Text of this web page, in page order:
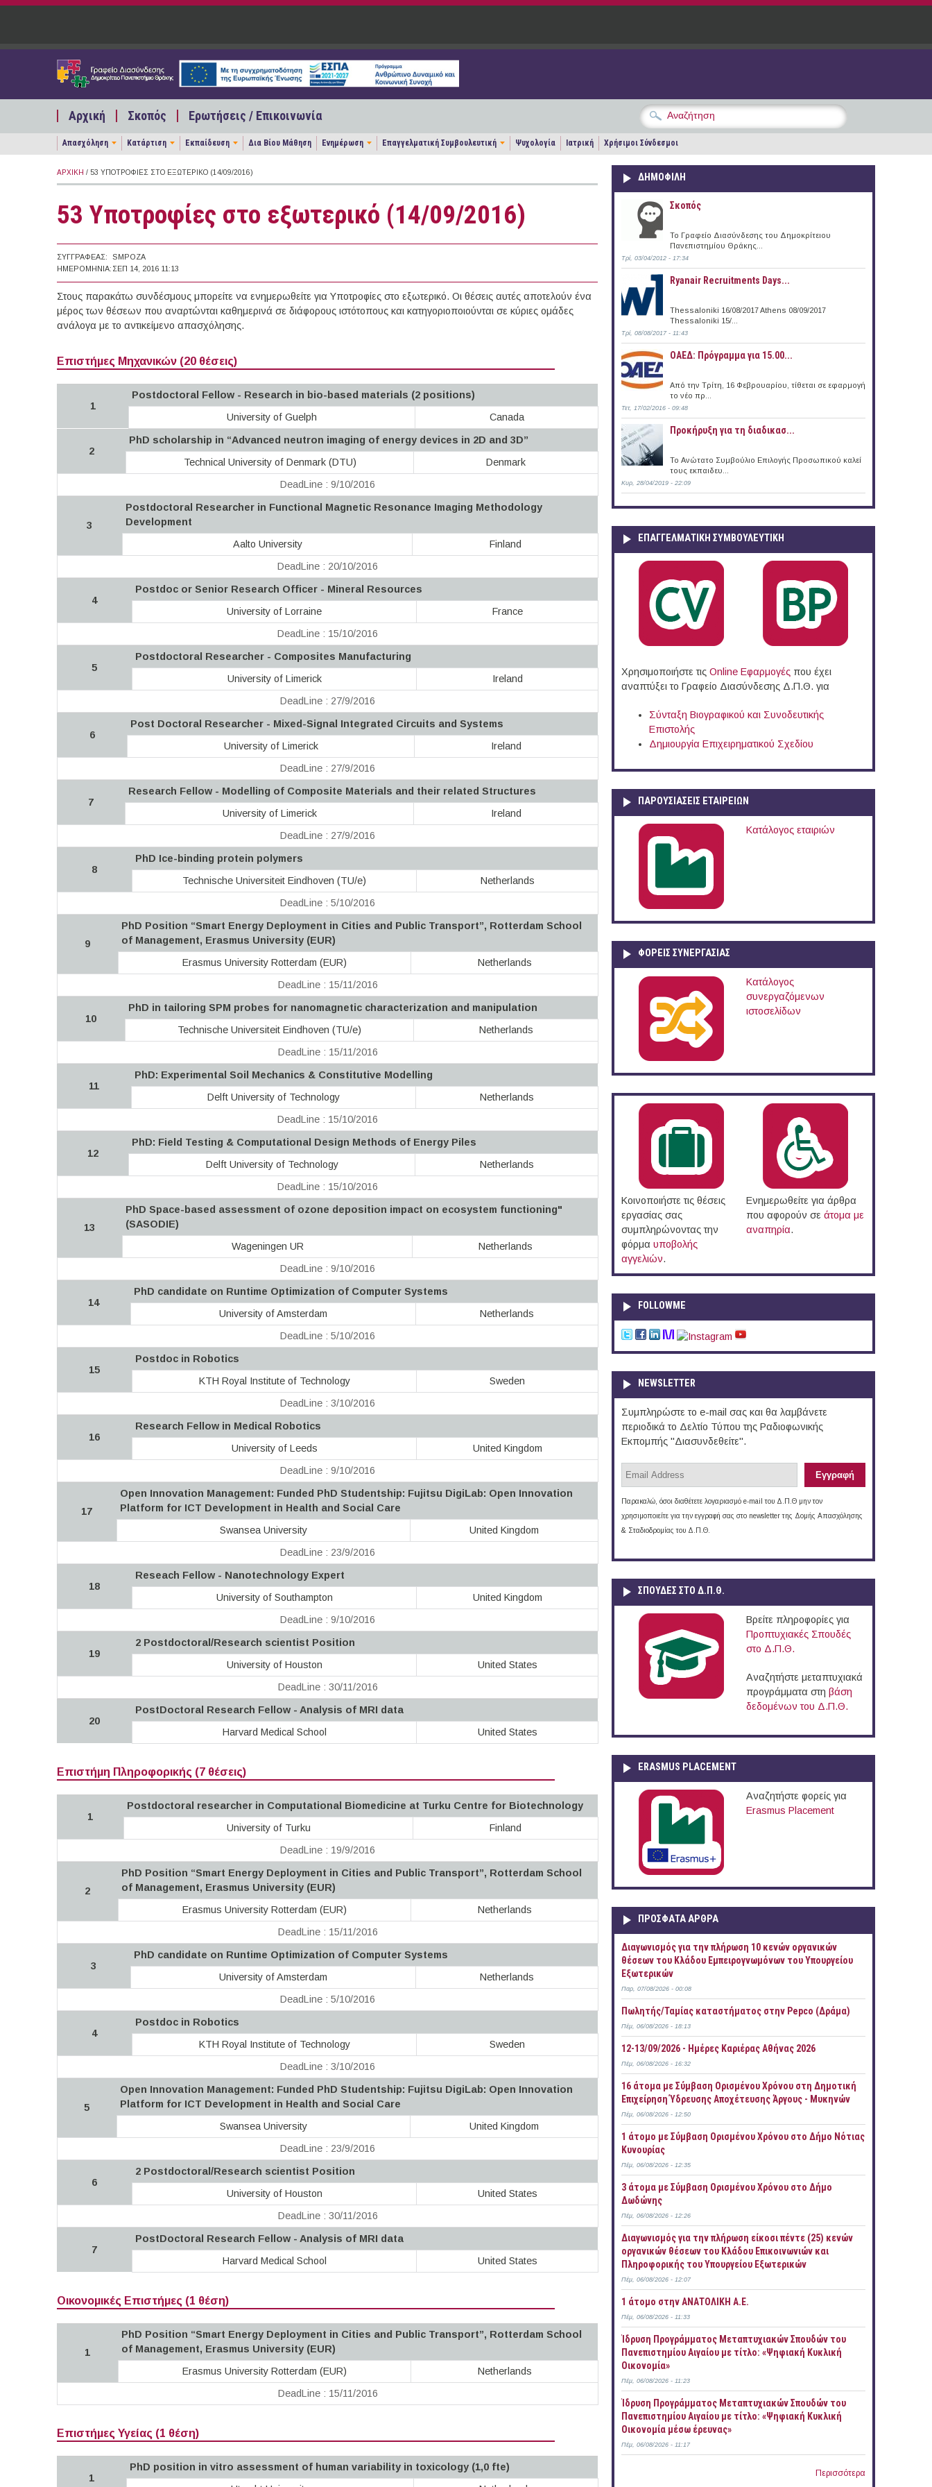
Παράκαμψη προς το κυρίως περιεχόμενο
Αρχική Σκοπός Ερωτήσεις / Επικοινωνία
Απασχόληση Κατάρτιση Εκπαίδευση Δια Βίου Μάθηση Ενημέρωση Επαγγελματική Συμβουλευτική Ψυχολογία Ιατρική Χρήσιμοι Σύνδεσμοι
ΑΡΧΙΚΉ / 53 ΥΠΟΤΡΟΦΊΕΣ ΣΤΟ ΕΞΩΤΕΡΙΚΌ (14/09/2016)
53 Υποτροφίες στο εξωτερικό (14/09/2016)
ΣΥΓΓΡΑΦΈΑΣ:
SMPOZA
ΗΜΕΡΟΜΗΝΊΑ: ΣΕΠ 14, 2016 11:13
Στους παρακάτω συνδέσμους μπορείτε να ενημερωθείτε για Υποτροφίες στο εξωτερικό. Οι θέσεις αυτές αποτελούν ένα
μέρος των θέσεων που αναρτώνται καθημερινά σε διάφορους ιστότοπους και κατηγοριοποιούνται σε κύριες ομάδες
ανάλογα με το αντικείμενο απασχόλησης.
Επιστήμες Μηχανικών (20 θέσεις)
1
Postdoctoral Fellow - Research in bio-based materials (2 positions)
University of Guelph
Canada
2
PhD scholarship in “Advanced neutron imaging of energy devices in 2D and 3D”
Technical University of Denmark (DTU)
Denmark
DeadLine : 9/10/2016
3
Postdoctoral Researcher in Functional Magnetic Resonance Imaging Methodology
Development
Aalto University
Finland
DeadLine : 20/10/2016
4
Postdoc or Senior Research Officer - Mineral Resources
University of Lorraine
France
DeadLine : 15/10/2016
5
Postdoctoral Researcher - Composites Manufacturing
University of Limerick
Ireland
DeadLine : 27/9/2016
6
Post Doctoral Researcher - Mixed-Signal Integrated Circuits and Systems
University of Limerick
Ireland
DeadLine : 27/9/2016
7
Research Fellow - Modelling of Composite Materials and their related Structures
University of Limerick
Ireland
DeadLine : 27/9/2016
8
PhD Ice-binding protein polymers
Technische Universiteit Eindhoven (TU/e)
Netherlands
DeadLine : 5/10/2016
9
PhD Position “Smart Energy Deployment in Cities and Public Transport”, Rotterdam School
of Management, Erasmus University (EUR)
Erasmus University Rotterdam (EUR)
Netherlands
DeadLine : 15/11/2016
10
PhD in tailoring SPM probes for nanomagnetic characterization and manipulation
Technische Universiteit Eindhoven (TU/e)
Netherlands
DeadLine : 15/11/2016
11
PhD: Experimental Soil Mechanics & Constitutive Modelling
Delft University of Technology
Netherlands
DeadLine : 15/10/2016
12
PhD: Field Testing & Computational Design Methods of Energy Piles
Delft University of Technology
Netherlands
DeadLine : 15/10/2016
13
PhD Space-based assessment of ozone deposition impact on ecosystem functioning"
(SASODIE)
Wageningen UR
Netherlands
DeadLine : 9/10/2016
14
PhD candidate on Runtime Optimization of Computer Systems
University of Amsterdam
Netherlands
DeadLine : 5/10/2016
15
Postdoc in Robotics
KTH Royal Institute of Technology
Sweden
DeadLine : 3/10/2016
16
Research Fellow in Medical Robotics
University of Leeds
United Kingdom
DeadLine : 9/10/2016
17
Open Innovation Management: Funded PhD Studentship: Fujitsu DigiLab: Open Innovation
Platform for ICT Development in Health and Social Care
Swansea University
United Kingdom
DeadLine : 23/9/2016
18
Reseach Fellow - Nanotechnology Expert
University of Southampton
United Kingdom
DeadLine : 9/10/2016
19
2 Postdoctoral/Research scientist Position
University of Houston
United States
DeadLine : 30/11/2016
20
PostDoctoral Research Fellow - Analysis of MRI data
Harvard Medical School
United States
Επιστήμη Πληροφορικής (7 θέσεις)
1
Postdoctoral researcher in Computational Biomedicine at Turku Centre for Biotechnology
University of Turku
Finland
DeadLine : 19/9/2016
2
PhD Position “Smart Energy Deployment in Cities and Public Transport”, Rotterdam School
of Management, Erasmus University (EUR)
Erasmus University Rotterdam (EUR)
Netherlands
DeadLine : 15/11/2016
3
PhD candidate on Runtime Optimization of Computer Systems
University of Amsterdam
Netherlands
DeadLine : 5/10/2016
4
Postdoc in Robotics
KTH Royal Institute of Technology
Sweden
DeadLine : 3/10/2016
5
Open Innovation Management: Funded PhD Studentship: Fujitsu DigiLab: Open Innovation
Platform for ICT Development in Health and Social Care
Swansea University
United Kingdom
DeadLine : 23/9/2016
6
2 Postdoctoral/Research scientist Position
University of Houston
United States
DeadLine : 30/11/2016
7
PostDoctoral Research Fellow - Analysis of MRI data
Harvard Medical School
United States
Οικονομικές Επιστήμες (1 θέση)
1
PhD Position “Smart Energy Deployment in Cities and Public Transport”, Rotterdam School
of Management, Erasmus University (EUR)
Erasmus University Rotterdam (EUR)
Netherlands
DeadLine : 15/11/2016
Επιστήμες Υγείας (1 θέση)
1
PhD position in vitro assessment of human variability in toxicology (1,0 fte)
ΔΗΜΟΦΙΛΗ
Σκοπός
Το Γραφείο Διασύνδεσης του Δημοκρίτειου
Πανεπιστημίου Θράκης...
Τρί, 03/04/2012 - 17:34
Ryanair Recruitments Days...
Thessaloniki 16/08/2017 Athens 08/09/2017
Thessaloniki 15/...
Τρί, 08/08/2017 - 11:43
ΟΑΕΔ: Πρόγραμμα για 15.00...
Από την Τρίτη, 16 Φεβρουαρίου, τίθεται σε εφαρμογή
το νέο πρ...
Τετ, 17/02/2016 - 09:48
Προκήρυξη για τη διαδικασ...
Το Ανώτατο Συμβούλιο Επιλογής Προσωπικού καλεί
τους εκπαιδευ...
Κυρ, 28/04/2019 - 22:09
ΕΠΑΓΓΕΛΜΑΤΙΚΉ ΣΥΜΒΟΥΛΕΥΤΙΚΉ
Χρησιμοποιήστε τις Online Eφαρμογές που έχει
αναπτύξει το Γραφείο Διασύνδεσης Δ.Π.Θ. για
Σύνταξη Βιογραφικού και Συνοδευτικής
Επιστολής
Δημιουργία Επιχειρηματικού Σχεδίου
ΠΑΡΟΥΣΙΆΣΕΙΣ ΕΤΑΙΡΕΙΏΝ
Κατάλογος εταιριών
ΦΟΡΕΙΣ ΣΥΝΕΡΓΑΣΙΑΣ
Κατάλογος
συνεργαζόμενων
ιστοσελίδων
Κοινοποιήστε τις θέσεις
εργασίας σας
συμπληρώνοντας την
φόρμα υποβολής
αγγελιών.
Ενημερωθείτε για άρθρα
που αφορούν σε άτομα με
αναπηρία.
FOLLOWME
NEWSLETTER
Συμπληρώστε το e-mail σας και θα λαμβάνετε
περιοδικά το Δελτίο Τύπου της Ραδιοφωνικής
Εκπομπής "Διασυνδεθείτε".
Παρακαλώ, όσοι διαθέτετε λογαριασμό e-mail του Δ.Π.Θ μην τον
χρησιμοποιείτε για την εγγραφή σας στο newsletter της Δομής Απασχόλησης
& Σταδιοδρομίας του Δ.Π.Θ.
ΣΠΟΥΔΈΣ ΣΤΟ Δ.Π.Θ.
Βρείτε πληροφορίες για
Προπτυχιακές Σπουδές
στο Δ.Π.Θ.
Αναζητήστε μεταπτυχιακά
προγράμματα στη βάση
δεδομένων του Δ.Π.Θ.
ERASMUS PLACEMENT
Αναζητήστε φορείς για
Erasmus Placement
ΠΡOΣΦΑΤΑ AΡΘΡΑ
Διαγωνισμός για την πλήρωση 10 κενών οργανικών
θέσεων του Κλάδου Εμπειρογνωμόνων του Υπουργείου
Εξωτερικών
Παρ, 07/08/2026 - 00:08
Πωλητής/Ταμίας καταστήματος στην Pepco (Δράμα)
Πέμ, 06/08/2026 - 18:13
12-13/09/2026 - Ημέρες Καριέρας Αθήνας 2026
Πέμ, 06/08/2026 - 16:32
16 άτομα με Σύμβαση Ορισμένου Χρόνου στη Δημοτική
Επιχείρηση Ύδρευσης Αποχέτευσης Άργους - Μυκηνών
Πέμ, 06/08/2026 - 12:50
1 άτομο με Σύμβαση Ορισμένου Χρόνου στο Δήμο Νότιας
Κυνουρίας
Πέμ, 06/08/2026 - 12:35
3 άτομα με Σύμβαση Ορισμένου Χρόνου στο Δήμο
Δωδώνης
Πέμ, 06/08/2026 - 12:26
Διαγωνισμός για την πλήρωση είκοσι πέντε (25) κενών
οργανικών θέσεων του Κλάδου Επικοινωνιών και
Πληροφορικής του Υπουργείου Εξωτερικών
Πέμ, 06/08/2026 - 12:07
1 άτομο στην ΑΝΑΤΟΛΙΚΗ Α.Ε.
Πέμ, 06/08/2026 - 11:33
Ίδρυση Προγράμματος Μεταπτυχιακών Σπουδών του
Πανεπιστημίου Αιγαίου με τίτλο: «Ψηφιακή Κυκλική
Οικονομία»
Πέμ, 06/08/2026 - 11:23
Ίδρυση Προγράμματος Μεταπτυχιακών Σπουδών του
Πανεπιστημίου Αιγαίου με τίτλο: «Ψηφιακή Κυκλική
Οικονομία μέσω έρευνας»
Πέμ, 06/08/2026 - 11:17
Περισσότερα